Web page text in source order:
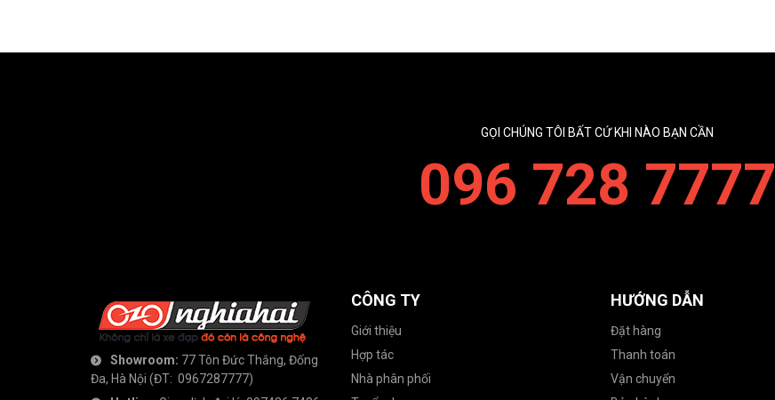
GỌI CHÚNG TÔI BẤT CỨ KHI NÀO BẠN CẦN
096 728 7777
Showroom: 77 Tôn Đức Thắng, Đống
Đa, Hà Nội (ĐT: 0967287777)
CÔNG TY
Giới thiệu
Hợp tác
Nhà phân phối
HƯỚNG DẪN
Đặt hàng
Thanh toán
Vận chuyển